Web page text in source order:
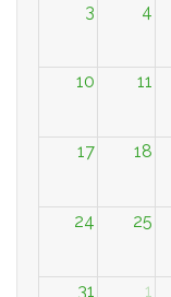
3 4
10 11
17 18
24 25
31 1